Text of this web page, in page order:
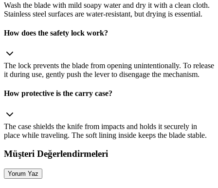
Wash the blade with mild soapy water and dry it with a clean cloth.
Stainless steel surfaces are water‑resistant, but drying is essential.
How does the safety lock work?
The lock prevents the blade from opening unintentionally. To release
it during use, gently push the lever to disengage the mechanism.
How protective is the carry case?
The case shields the knife from impacts and holds it securely in
place while traveling. The soft lining inside keeps the blade stable.
Müşteri Değerlendirmeleri
Yorum Yaz